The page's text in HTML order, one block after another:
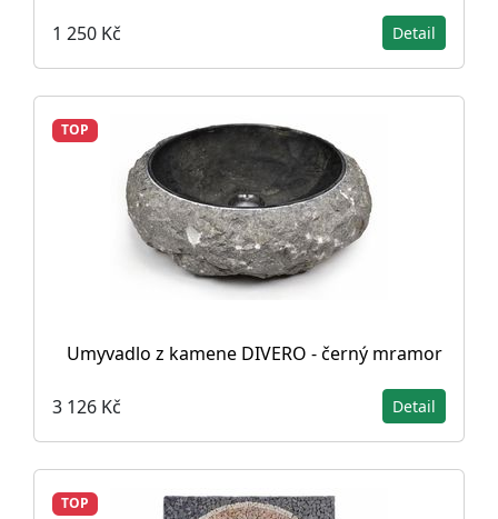
1 250 Kč Detail
TOP
Umyvadlo z kamene DIVERO - černý mramor
3 126 Kč Detail
TOP